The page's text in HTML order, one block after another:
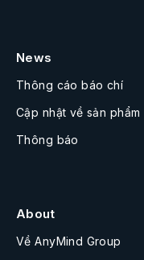
News
Thông cáo báo chí
Cập nhật về sản phẩm
Thông báo
About
Về AnyMind Group